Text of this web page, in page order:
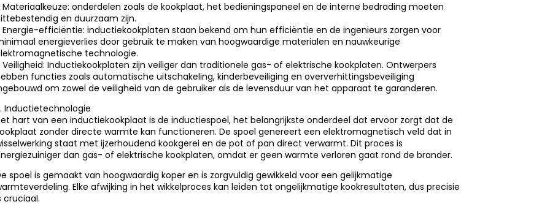
onderdelen zoals de kookplaat, het bedieningspaneel en de interne bedrading moeten
en duurzaam zijn.
efficiëntie: inductiekookplaten staan ​​bekend om hun efficiëntie en de ingenieurs zorgen voor
energieverlies door gebruik te maken van hoogwaardige materialen en nauwkeurige
technologie.
Inductiekookplaten zijn veiliger dan traditionele gas- of elektrische kookplaten. Ontwerpers
functies zoals automatische uitschakeling, kinderbeveiliging en oververhittingsbeveiliging
om zowel de veiligheid van de gebruiker als de levensduur van het apparaat te garanderen.
Inductietechnologie
hart van een inductiekookplaat is de inductiespoel, het belangrijkste onderdeel dat ervoor zorgt dat de
zonder directe warmte kan functioneren. De spoel genereert een elektromagnetisch veld dat in
staat met ijzerhoudend kookgerei en de pot of pan direct verwarmt. Dit proces is
dan gas- of elektrische kookplaten, omdat er geen warmte verloren gaat rond de brander.
spoel is gemaakt van hoogwaardig koper en is zorgvuldig gewikkeld voor een gelijkmatige
Elke afwijking in het wikkelproces kan leiden tot ongelijkmatige kookresultaten, dus precisie
cruciaal.